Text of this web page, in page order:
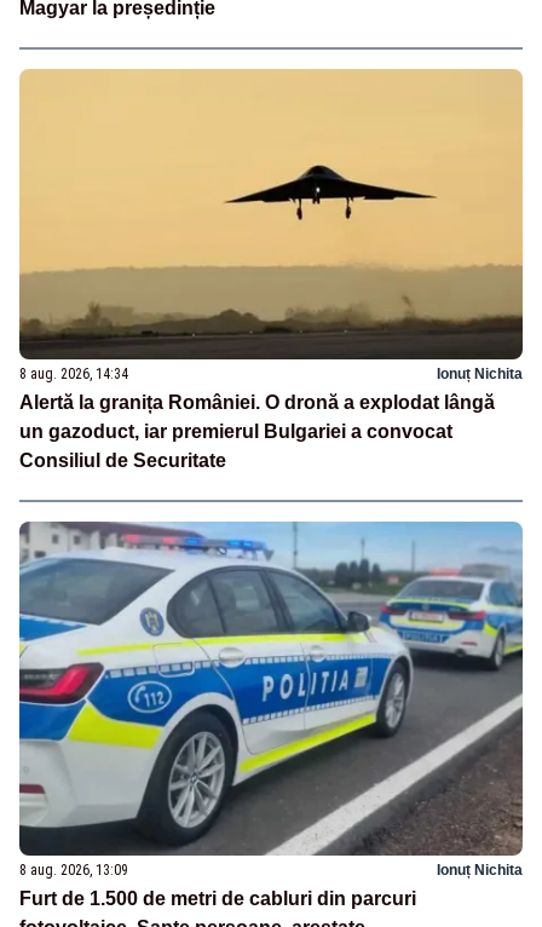
Magyar la președinție
8 aug. 2026, 14:34 Ionuț Nichita
Alertă la granița României. O dronă a explodat lângă
un gazoduct, iar premierul Bulgariei a convocat
Consiliul de Securitate
8 aug. 2026, 13:09 Ionuț Nichita
Furt de 1.500 de metri de cabluri din parcuri